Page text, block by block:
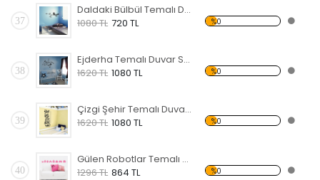
37
Daldaki Bülbül Temalı Duvar Sticker
1080 TL 720 TL %0
38
Ejderha Temalı Duvar Sticker
1620 TL 1080 TL %0
39
Çizgi Şehir Temalı Duvar Sticker
1620 TL 1080 TL %0
40
Gülen Robotlar Temalı Duvar Sticker
1296 TL 864 TL %0